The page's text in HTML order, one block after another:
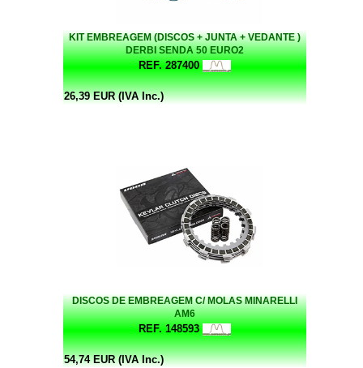
KIT EMBREAGEM (DISCOS + JUNTA + VEDANTE )
DERBI SENDA 50 EURO2
REF. 287400
26,39 EUR (IVA Inc.)
DISCOS DE EMBREAGEM C/ MOLAS MINARELLI
AM6
REF. 148593
54,74 EUR (IVA Inc.)